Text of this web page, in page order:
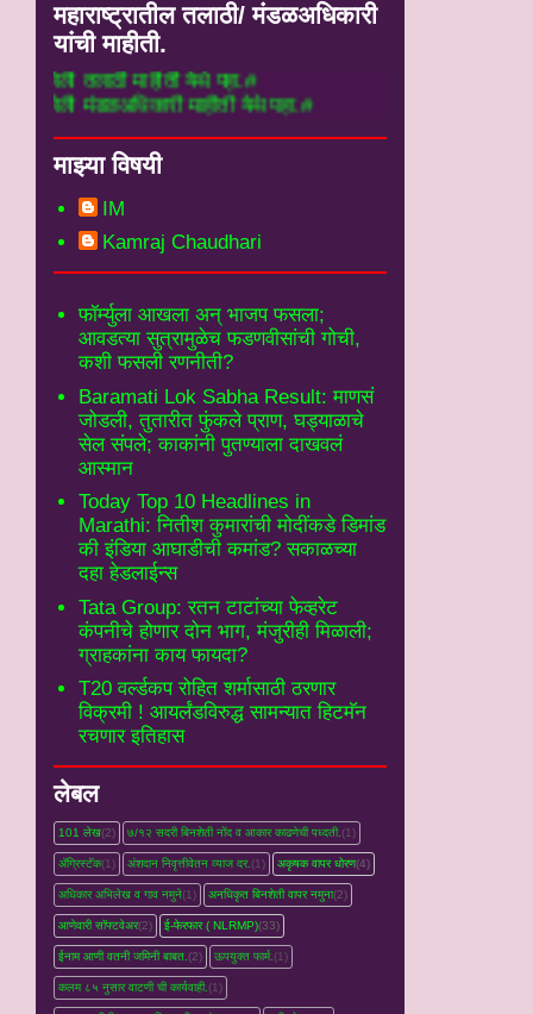
महाराष्ट्रातील तलाठी/ मंडळअधिकारी
यांची माहीती.
माहीती येथे पहा.#
माहीती येथे पहा.#
माझ्या विषयी
IM
Kamraj Chaudhari
फॉर्म्युला आखला अन् भाजप फसला;
आवडत्या सुत्रामुळेच फडणवीसांची गोची,
कशी फसली रणनीती?
Baramati Lok Sabha Result: माणसं
जोडली, तुतारीत फुंकले प्राण, घड्याळाचे
सेल संपले; काकांनी पुतण्याला दाखवलं
आस्मान
Today Top 10 Headlines in
Marathi: नितीश कुमारांची मोदींकडे डिमांड
की इंडिया आघाडीची कमांड? सकाळच्या
दहा हेडलाईन्स
Tata Group: रतन टाटांच्या फेव्हरेट
कंपनीचे होणार दोन भाग, मंजुरीही मिळाली;
ग्राहकांना काय फायदा?
T20 वर्ल्डकप रोहित शर्मासाठी ठरणार
विक्रमी ! आयर्लंडविरुद्ध सामन्यात हिटमॅन
रचणार इतिहास
लेबल
101 लेख(2) ७/१२ सदरी बिनशेती नोंद व आकार काढणेची पध्दती. (1)
ॲग्रिस्टॅक(1) अंशदान निवृत्तीवेतन व्‍याज दर. (1) अकृषक वापर धोरण(4)
अधिकार अभिलेख व गाव नमुने(1) अनधिकृत बिनशेती वापर नमुना(2)
आणेवारी सॉफ्टवेअर(2) ई-फेरफार ( NLRMP)(33)
ईनाम आणी वतनी जमिनी बाबत. (2) ऊपयुक्त फार्म. (1)
कलम ८५ नुसार वाटणी ची कार्यवाही. (1)